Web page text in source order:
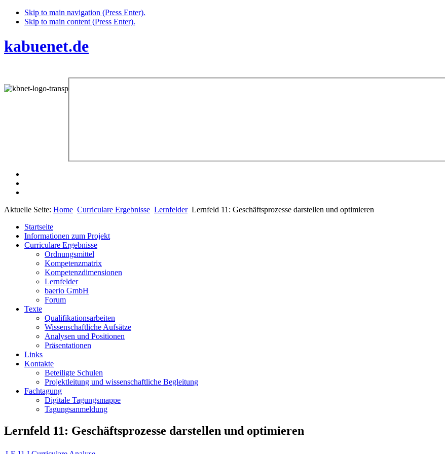
Skip to main navigation (Press Enter).
Skip to main content (Press Enter).
kabuenet.de
Aktuelle Seite: Home Curriculare Ergebnisse Lernfelder Lernfeld 11: Geschäftsprozesse darstellen und optimieren
Startseite
Informationen zum Projekt
Curriculare Ergebnisse
Ordnungsmittel
Kompetenzmatrix
Kompetenzdimensionen
Lernfelder
baerio GmbH
Forum
Texte
Qualifikationsarbeiten
Wissenschaftliche Aufsätze
Analysen und Positionen
Präsentationen
Links
Kontakte
Beteiligte Schulen
Projektleitung und wissenschaftliche Begleitung
Fachtagung
Digitale Tagungsmappe
Tagungsanmeldung
Lernfeld 11: Geschäftsprozesse darstellen und optimieren